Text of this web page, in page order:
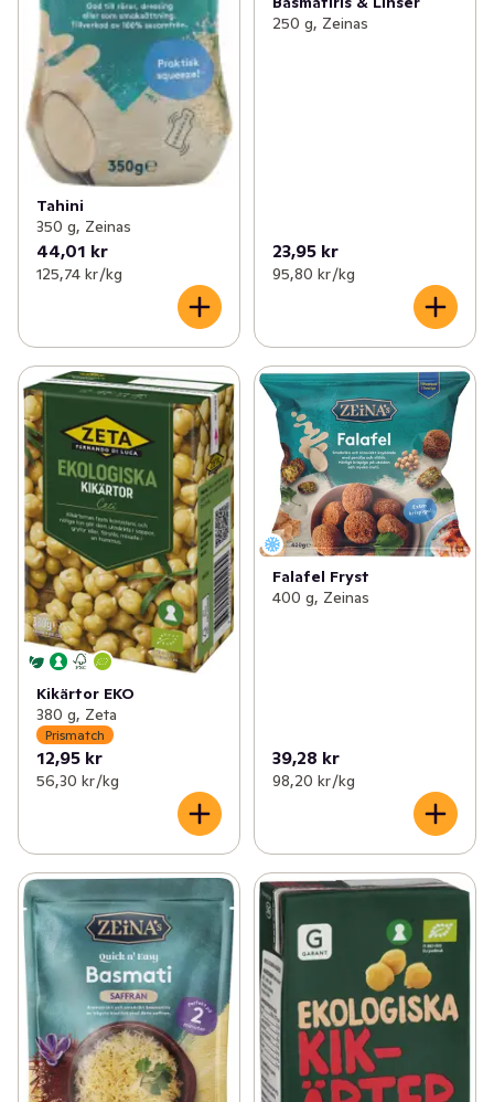
Tahini
350 g, Zeinas
44,01 kr
125,74 kr /kg
250 g, Zeinas
23,95 kr
95,80 kr /kg
Kikärtor EKO
380 g, Zeta
Prismatch
12,95 kr
56,30 kr /kg
Falafel Fryst
400 g, Zeinas
39,28 kr
98,20 kr /kg